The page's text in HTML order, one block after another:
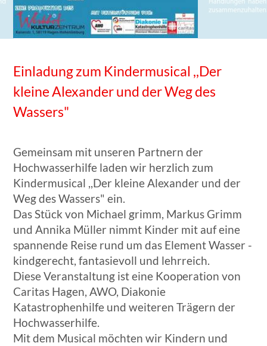
Einladung zum Kindermusical ,,Der
kleine Alexander und der Weg des
Wassers"
Gemeinsam mit unseren Partnern der
Hochwasserhilfe laden wir herzlich zum
Kindermusical ,,Der kleine Alexander und der
Weg des Wassers" ein.
Das Stück von Michael grimm, Markus Grimm
und Annika Müller nimmt Kinder mit auf eine
spannende Reise rund um das Element Wasser -
kindgerecht, fantasievoll und lehrreich.
Diese Veranstaltung ist eine Kooperation von
Caritas Hagen, AWO, Diakonie
Katastrophenhilfe und weiteren Trägern der
Hochwasserhilfe.
Mit dem Musical möchten wir Kindern und